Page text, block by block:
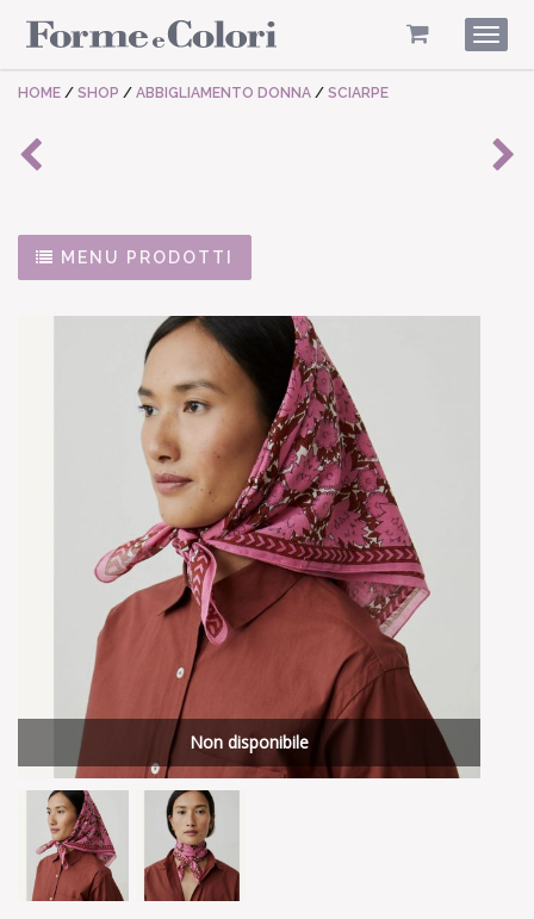
HOME / SHOP / ABBIGLIAMENTO DONNA / SCIARPE
MENU PRODOTTI
Non disponibile